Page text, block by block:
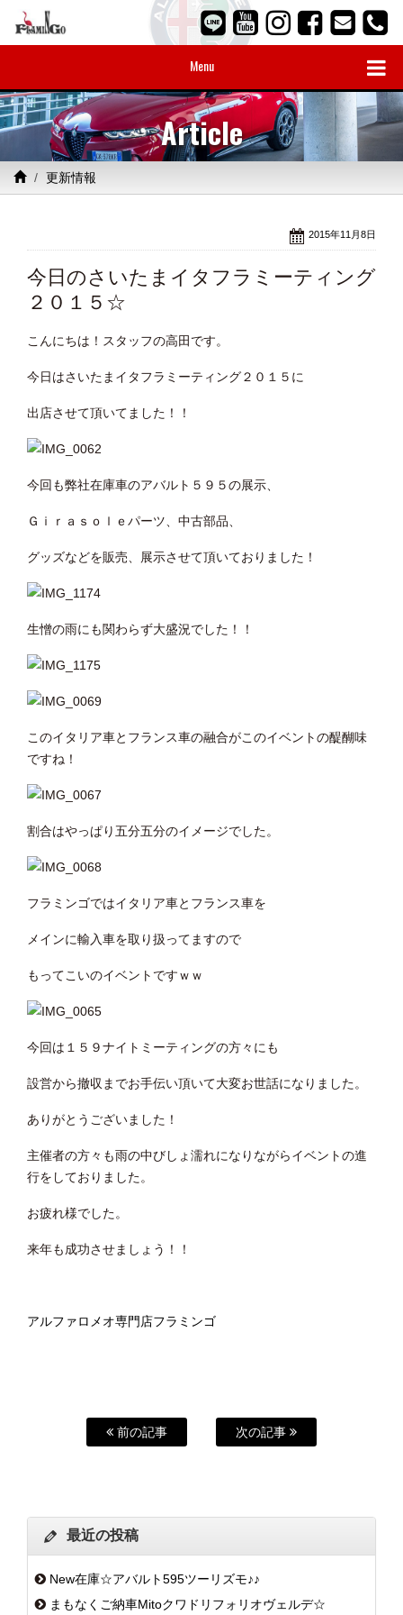
Menu
Article
更新情報
2015年11月8日
今日のさいたまイタフラミーティング
２０１５☆
こんにちは！スタッフの高田です。
今日はさいたまイタフラミーティング２０１５に
出店させて頂いてました！！
今回も弊社在庫車のアバルト５９５の展示、
Ｇｉｒａｓｏｌｅパーツ、中古部品、
グッズなどを販売、展示させて頂いておりました！
生憎の雨にも関わらず大盛況でした！！
このイタリア車とフランス車の融合がこのイベントの醍醐味
ですね！
割合はやっぱり五分五分のイメージでした。
フラミンゴではイタリア車とフランス車を
メインに輸入車を取り扱ってますので
もってこいのイベントですｗｗ
今回は１５９ナイトミーティングの方々にも
設営から撤収までお手伝い頂いて大変お世話になりました。
ありがとうございました！
主催者の方々も雨の中びしょ濡れになりながらイベントの進
行をしておりました。
お疲れ様でした。
来年も成功させましょう！！
アルファロメオ専門店フラミンゴ
前の記事 次の記事
最近の投稿
New在庫☆アバルト595ツーリズモ♪♪
まもなくご納車Mitoクワドリフォリオヴェルデ☆